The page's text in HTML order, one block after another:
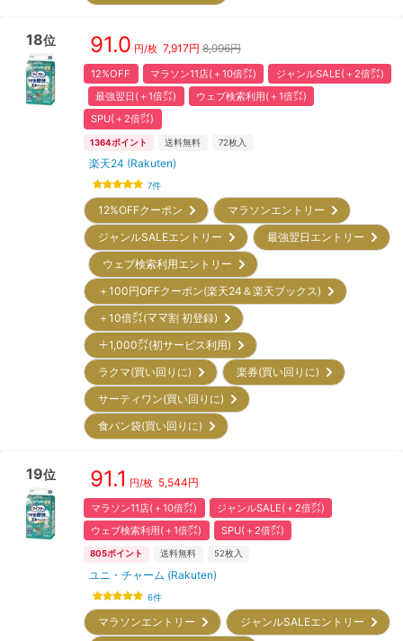
18位 91.0 円/枚 7,917円 8,996円
12%OFF マラソン11店(＋10倍㌽)
ジャンルSALE(＋2倍㌽)
最強翌日(＋1倍㌽)
ウェブ検索利用(＋1倍㌽)
SPU(＋2倍㌽)
1364ポイント 送料無料 72枚入
楽天24 (Rakuten)
7件
12%OFFクーポン
マラソンエントリー
ジャンルSALEエントリー
最強翌日エントリー
ウェブ検索利用エントリー
＋100円OFFクーポン(楽天24＆楽天ブックス)
＋10倍㌽(ママ割 初登録)
＋1,000㌽(初サービス利用)
ラクマ(買い回りに)
楽券(買い回りに)
サーティワン(買い回りに)
食パン袋(買い回りに)
19位 91.1 円/枚 5,544円
マラソン11店(＋10倍㌽)
ジャンルSALE(＋2倍㌽)
ウェブ検索利用(＋1倍㌽)
SPU(＋2倍㌽)
805ポイント 送料無料 52枚入
ユニ・チャーム (Rakuten)
6件
マラソンエントリー ジャンルSALEエントリー